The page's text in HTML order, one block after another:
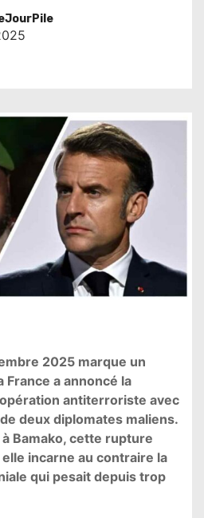
2025 marque un
France a annoncé la
antiterroriste avec
deux diplomates maliens.
Bamako, cette rupture
elle incarne au contraire la
qui pesait depuis trop